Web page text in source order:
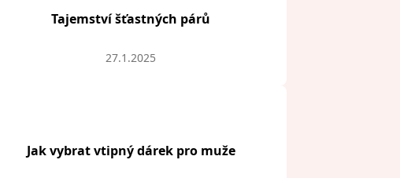
Tajemství šťastných párů
27.1.2025
Jak vybrat vtipný dárek pro muže